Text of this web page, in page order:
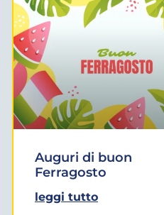
Auguri di buon
Ferragosto
leggi tutto